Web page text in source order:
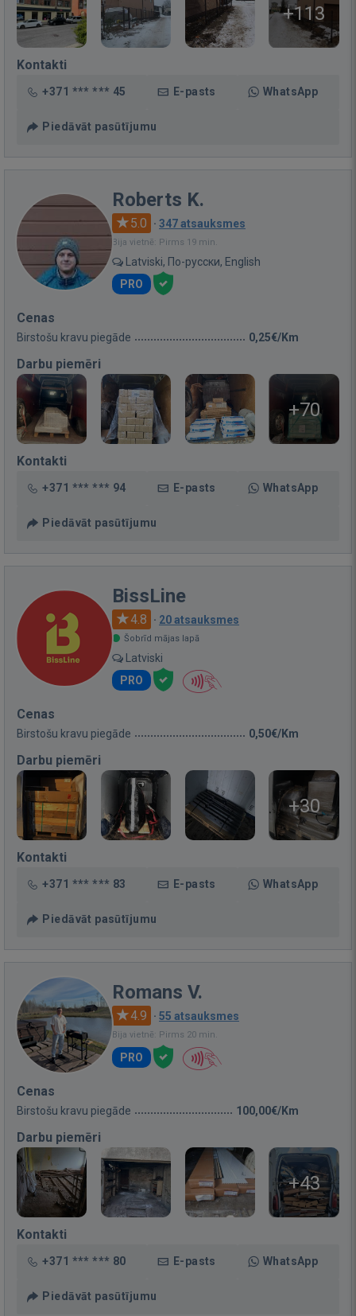
+113
Kontakti
+371 *** *** 45 E-pasts WhatsApp
Piedāvāt pasūtījumu
Roberts K.
5.0 · 347 atsauksmes
Bija vietnē: Pirms 19 min.
Latviski, По-русски, English
PRO
Cenas
Birstošu kravu piegāde 0,25€/Km
Darbu piemēri
+70
Kontakti
+371 *** *** 94 E-pasts WhatsApp
Piedāvāt pasūtījumu
BissLine
4.8 · 20 atsauksmes
Šobrīd mājas lapā
Latviski
PRO
Cenas
Birstošu kravu piegāde 0,50€/Km
Darbu piemēri
+30
Kontakti
+371 *** *** 83 E-pasts WhatsApp
Piedāvāt pasūtījumu
Romans V.
4.9 · 55 atsauksmes
Bija vietnē: Pirms 20 min.
PRO
Cenas
Birstošu kravu piegāde 100,00€/Km
Darbu piemēri
+43
Kontakti
+371 *** *** 80 E-pasts WhatsApp
Piedāvāt pasūtījumu